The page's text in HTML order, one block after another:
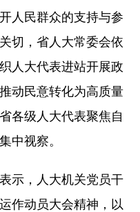
民群众的支持与参
切，省人大常委会依
人大代表进站开展政
动民意转化为高质量
各级人大代表聚焦自
中视察。
，人大机关党员干
作动员大会精神，以